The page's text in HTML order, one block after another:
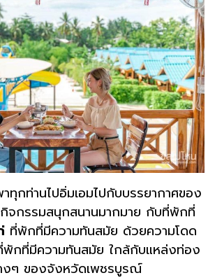
ทุกท่านไปอิ่มเอมไปกับบรรยากาศของ
กรรมสนุกสนานมากมาย กับที่พักที่
ที่พักที่มีความทันสมัย ด้วยความโดด
พักที่มีความทันสมัย ใกล้กับแหล่งท่อง
งๆ ของจังหวัดเพชรบูรณ์